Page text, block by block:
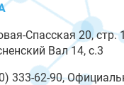
Спасская 20, стр. 1
Вал 14, с.3
333-62-90,